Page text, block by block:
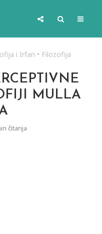
i Irfan • Filozofija
MULLA
čitanja